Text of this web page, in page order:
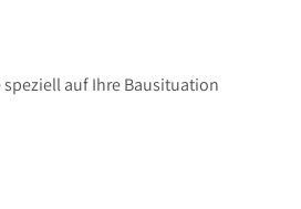
auf Ihre Bausituation